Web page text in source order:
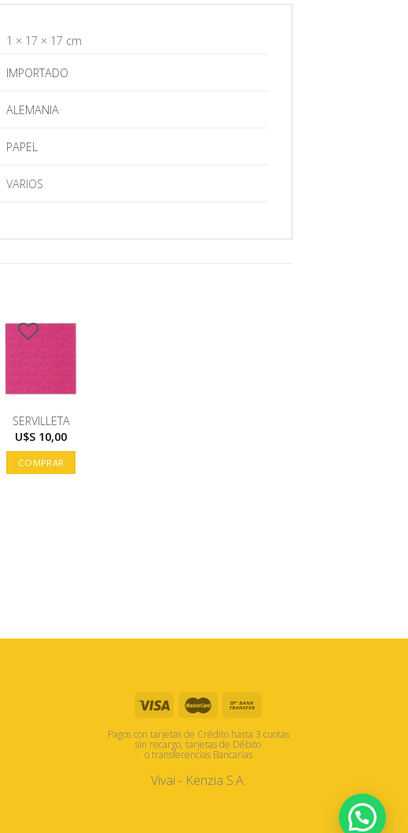
1 × 17 × 17 cm
IMPORTADO
ALEMANIA
PAPEL
VARIOS
SERVILLETA
U$S 10,00
COMPRAR
Pagos con tarjetas de Crédito hasta 3 cuotas
sin recargo, tarjetas de Débito
o transferencias Bancarias
Vivai - Kenzia S.A.